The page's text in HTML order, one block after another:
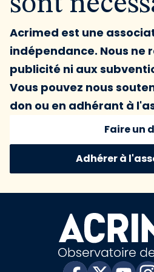
Acrimed est une
indépendance. Nous ne
publicité ni aux
Vous pouvez nous
don ou en adhérant à
Faire un
Adhérer à